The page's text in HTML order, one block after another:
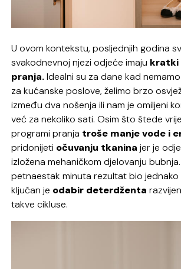
U ovom kontekstu, posljednjih godina
svakodnevnoj njezi odjeće imaju kratki
pranja.Idealni su za dane kad
za kućanske poslove, želimo brzo
između dva nošenja ili nam je omiljeni
već za nekoliko sati. Osim što štede
programi pranja troše manje vode i
pridonijeti očuvanju tkanina jer je
izložena mehaničkom djelovanju
petnaestak minuta rezultat bio jednako
ključan je odabir deterdženta
takve cikluse.